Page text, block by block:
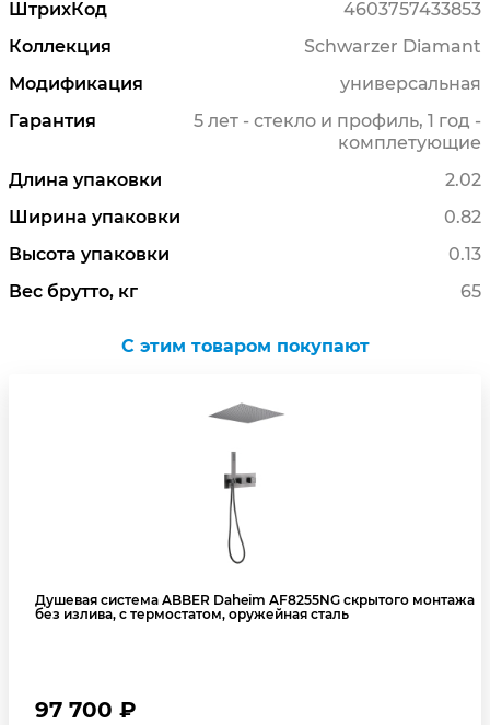
ШтрихКод
4603757433853
Коллекция
Schwarzer Diamant
Модификация
универсальная
Гарантия
5 лет - стекло и профиль, 1 год -
комплетующие
Длина упаковки
2.02
Ширина упаковки
0.82
Высота упаковки
0.13
Вес брутто, кг
65
C этим товаром покупают
Душевая система ABBER Daheim AF8255NG скрытого монтажа
без излива, с термостатом, оружейная сталь
97 700 ₽